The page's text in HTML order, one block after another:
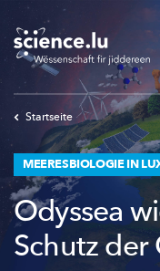
to
main
content
Startseite
MEERESBIOLOGIE IN
Odyssea
Schutz